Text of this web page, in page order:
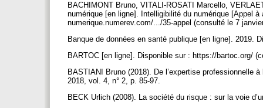
BACHIMONT Bruno, VITALI-ROSATI Marcello,
numérique [en ligne]. Intelligibilité du numérique [Appel
numerique.numerev.com/.../35-appel (consulté le 7
Banque de données en santé publique [en ligne].
BARTOC [en ligne]. Disponible sur : https://bartoc.org/
BASTIANI Bruno (2018). De l’expertise professionnelle
2018, vol. 4, n° 2, p. 85-97.
BECK Urlich (2008). La société du risque : sur la voie